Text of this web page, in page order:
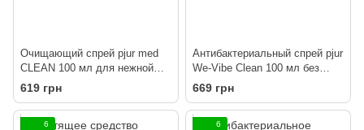
Очищающий спрей pjur med
CLEAN 100 мл для нежной
кожи и игрушек,
антибактериальный
619 грн
Антибактериальный спрей pjur
We-Vibe Clean 100 мл без
спирта и ароматизаторов
669 грн
6
6